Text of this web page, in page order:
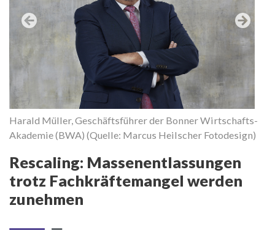
Harald Müller, Geschäftsführer der Bonner Wirtschafts-
Akademie (BWA) (Quelle: Marcus Heilscher Fotodesign)
Rescaling: Massenentlassungen
trotz Fachkräftemangel werden
zunehmen